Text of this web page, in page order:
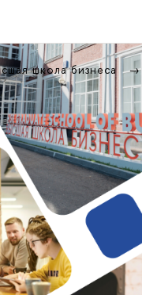
школа бизнеса